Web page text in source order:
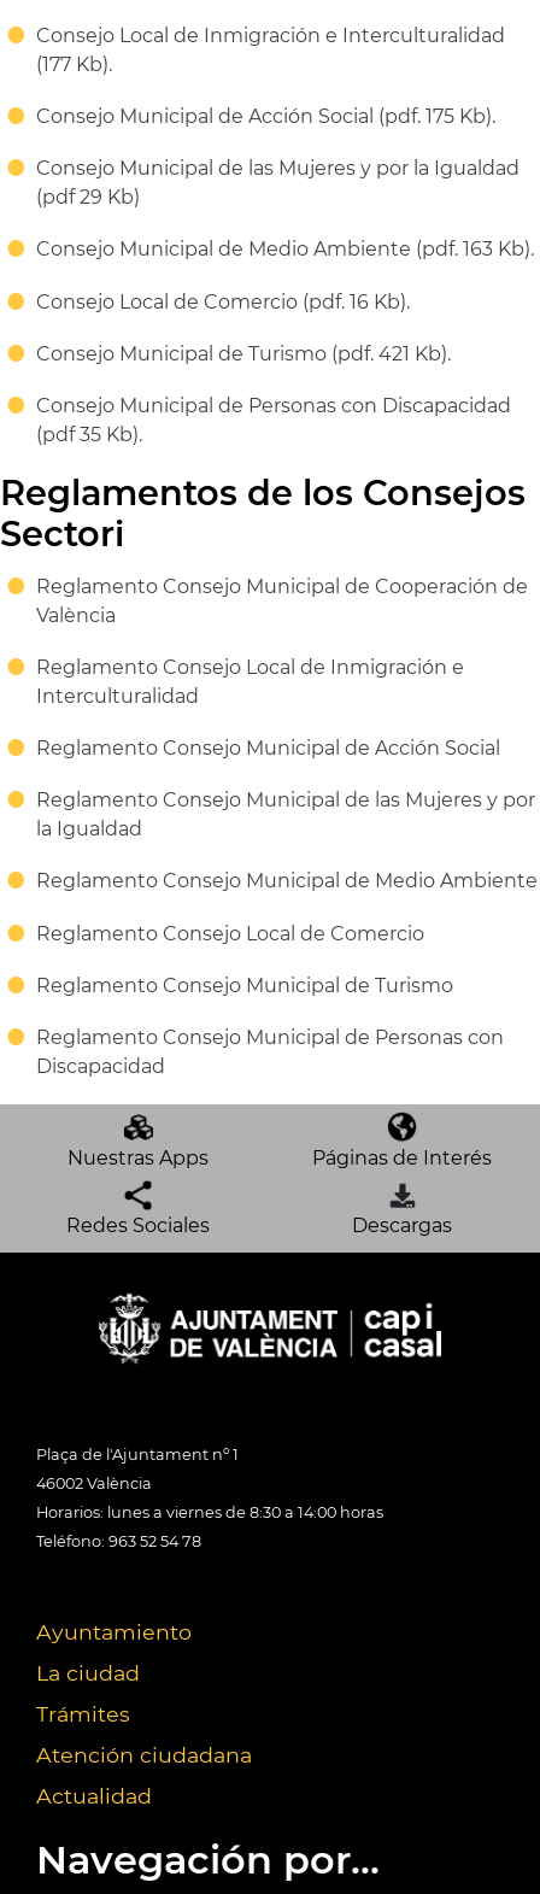
Consejo Local de Inmigración e Interculturalidad
(177 Kb).
Consejo Municipal de Acción Social (pdf. 175 Kb).
Consejo Municipal de las Mujeres y por la Igualdad
(pdf 29 Kb)
Consejo Municipal de Medio Ambiente (pdf. 163 Kb).
Consejo Local de Comercio (pdf. 16 Kb).
Consejo Municipal de Turismo (pdf. 421 Kb).
Consejo Municipal de Personas con Discapacidad
(pdf 35 Kb).
Reglamentos de los Consejos
Sectori
Reglamento Consejo Municipal de Cooperación de
València
Reglamento Consejo Local de Inmigración e
Interculturalidad
Reglamento Consejo Municipal de Acción Social
Reglamento Consejo Municipal de las Mujeres y por
la Igualdad
Reglamento Consejo Municipal de Medio Ambiente
Reglamento Consejo Local de Comercio
Reglamento Consejo Municipal de Turismo
Reglamento Consejo Municipal de Personas con
Discapacidad
Nuestras Apps Páginas de Interés
Redes Sociales Descargas
Plaça de l'Ajuntament nº 1
46002 València
Horarios: lunes a viernes de 8:30 a 14:00 horas
Teléfono: 963 52 54 78
Ayuntamiento
La ciudad
Trámites
Atención ciudadana
Actualidad
Navegación por...